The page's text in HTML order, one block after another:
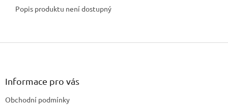
Popis produktu není dostupný
Z
Informace pro vás
Obchodní podmínky